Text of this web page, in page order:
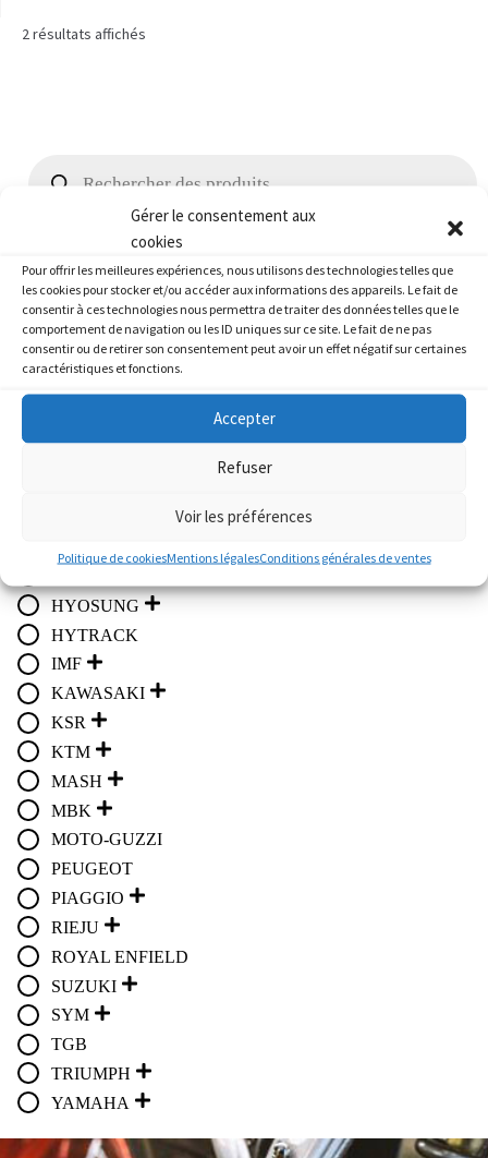
Gérer le consentement aux
cookies
Pour offrir les meilleures expériences, nous utilisons des technologies telles que
les cookies pour stocker et/ou accéder aux informations des appareils. Le fait de
consentir à ces technologies nous permettra de traiter des données telles que le
comportement de navigation ou les ID uniques sur ce site. Le fait de ne pas
consentir ou de retirer son consentement peut avoir un effet négatif sur certaines
caractéristiques et fonctions.
Accepter
Refuser
Voir les préférences
Politique de cookiesMentions légalesConditions générales de ventes
2 résultats affichés
produits
Marque
Atelier
APRILIA
BMW
CF MOTO / GOES
HARLEY-DAVIDSON
HYOSUNG
HYTRACK
IMF
KAWASAKI
KSR
KTM
MASH
MBK
MOTO-GUZZI
PEUGEOT
PIAGGIO
RIEJU
ROYAL ENFIELD
SUZUKI
SYM
TGB
TRIUMPH
YAMAHA